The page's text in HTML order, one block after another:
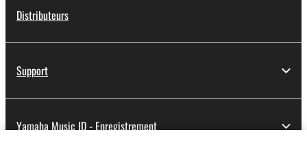
Distributeurs
Support
Yamaha Music ID - Enregistrement